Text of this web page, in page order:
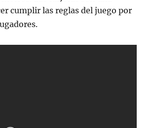
cumplir las reglas del juego por